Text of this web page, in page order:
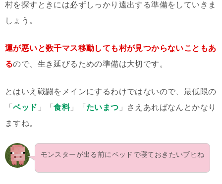
村を探すときには必ずしっかり遠出する準備をしていきま
しょう。
運が悪いと数千マス移動しても村が見つからないこともあ
るので、生き延びるための準備は大切です。
とはいえ戦闘をメインにするわけではないので、最低限の
「ベッド 」「食料」「 たいまつ 」さえあればなんとかなり
ますね。
モンスターが出る前にベッドで寝ておきたいブヒね